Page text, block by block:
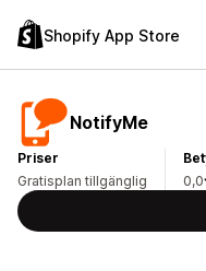
Shopify App Store
NotifyMe
Priser
Gratisplan tillgänglig
0,0